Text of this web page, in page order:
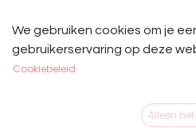
Le Mieux Hobby
Competition
Het LeMieux Hobby Horse
We gebruiken cookies om je
gebruikerservaring op deze
Cookiebeleid
Alleen